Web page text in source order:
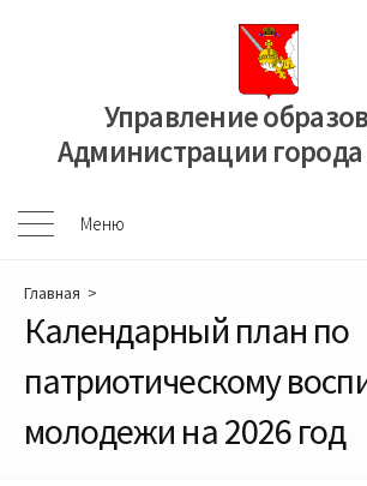
Управление
Администрации
Меню
Меню
Главная >
Календарный план по
патриотическому
молодежи на 2026 год